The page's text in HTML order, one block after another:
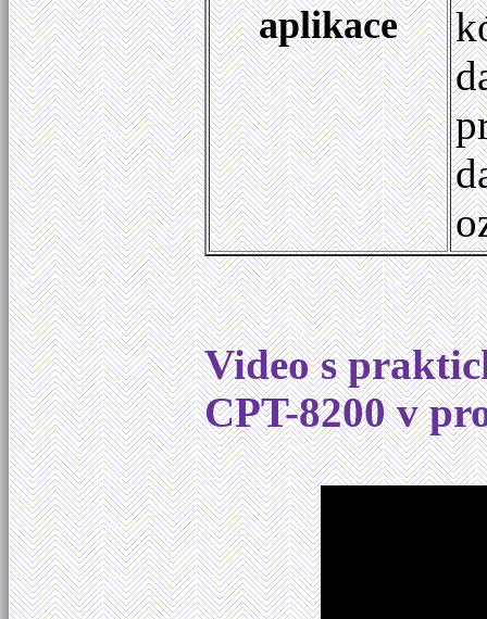
aplikace
Video s
CPT-8200 v